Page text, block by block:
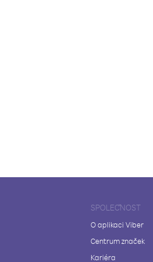
SPOLEČNOST
O aplikaci Viber
Centrum značek
Kariéra